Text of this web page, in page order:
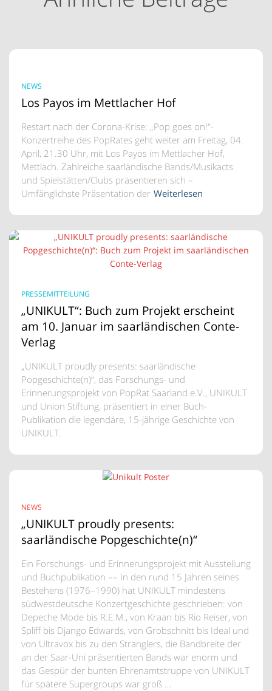
NEWS
Los Payos im Mettlacher Hof
Restart nach der Corona-Krise: „Pop goes on!“-
Konzertreihe des PopRates geht weiter am Freitag, 04.
April, 21.30 Uhr, mit Los Payos im Mettlacher Hof,
Mettlach. Zahlreiche saarländische Bands/Musikacts
und Spielstätten/Clubs präsentieren sich –
Umfänglichste Präsentation der Weiterlesen
PRESSEMITTEILUNG
„UNIKULT“: Buch zum Projekt erscheint
am 10. Januar im saarländischen Conte-
Verlag
„UNIKULT proudly presents: saarländische
Popgeschichte(n)“, das Forschungs- und
Erinnerungsprojekt von PopRat Saarland e.V., UNIKULT
und Union Stiftung, präsentiert in einer Buch-
Publikation die legendäre, 15-jährige Geschichte von
UNIKULT.
NEWS
„UNIKULT proudly presents:
saarländische Popgeschichte(n)“
Ein Forschungs- und Erinnerungsprojekt mit Ausstellung
und Buchpublikation –– In den rund 15 Jahren seines
Bestehens (1976–1990) hat UNIKULT mindestens
südwestdeutsche Konzertgeschichte geschrieben: von
Depeche Mode bis R.E.M., von Kraan bis Rio Reiser, von
Spliff bis Django Edwards, von Grobschnitt bis Ideal und
von Ultravox bis zu den Stranglers, die Bandbreite der
an der Saar-Uni präsentierten Bands war enorm und
das Gespür der bunten Ehrenamtstruppe von UNIKULT
für spätere Supergroups war groß …